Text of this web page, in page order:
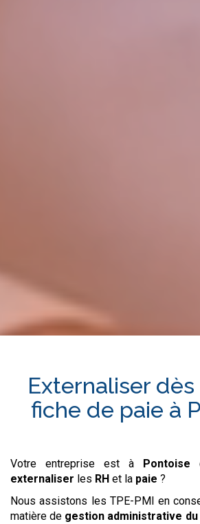
Externaliser
fiche de paie à
Votre entreprise est à Pontoise
externaliser les RH et la paie ?
Nous assistons les TPE-PMI en
matière de gestion administrative du